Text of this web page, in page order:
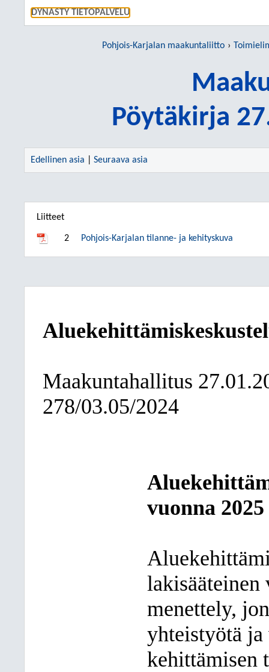
DYNASTY TIETOPALVELU
Pohjois-Karjalan maakuntaliitto
Pöytäkirja
Edellinen asia Seuraava asia
Liitteet
2 Pohjois-Karjalan tilanne- ja kehityskuva
Maakuntahallitus
278/03.05/2024
vuonna 2025
menettely,
yhteistyötä
kehittämisen